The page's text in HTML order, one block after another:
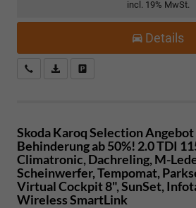
incl. 19% MwSt.
Details
Kostenloser Rückruf-Service
PDF-Datei, Fahrzeugexposé drucken
Skoda KaroqSelection
Behinderung ab 50%! 2.0 TDI
Climatronic, Dachreling, M-
Scheinwerfer, Tempomat,
Virtual Cockpit 8", SunSet,
Wireless SmartLink